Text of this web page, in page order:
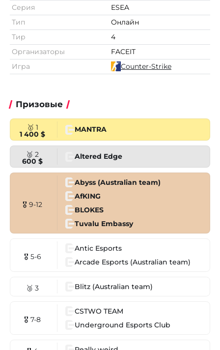
Серия
ESEA
Тип
Онлайн
Тир
4
Организаторы
FACEIT
Игра
Counter-Strike
Призовые
🥇 1
1 400 $
MANTRA
🥈 2
600 $
Altered Edge
🎖 9-12
Abyss (Australian team)
AfKING
BLOKES
Tuvalu Embassy
🎖 5-6
Antic Esports
Arcade Esports (Australian team)
🥉 3 Blitz (Australian team)
🎖 7-8
CSTWO TEAM
Underground Esports Club